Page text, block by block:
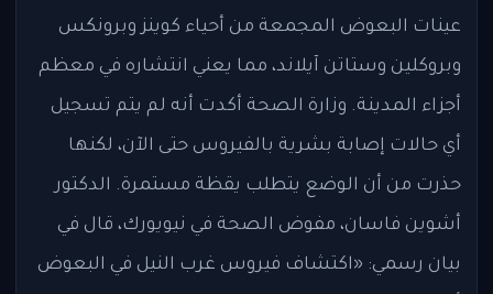
عينات البعوض المجمعة من أحياء كوينز وبرونكس
وبروكلين وستاتن آيلاند، مما يعني انتشاره في معظم
أجزاء المدينة. وزارة الصحة أكدت أنه لم يتم تسجيل
أي حالات إصابة بشرية بالفيروس حتى الآن، لكنها
حذرت من أن الوضع يتطلب يقظة مستمرة. الدكتور
أشوين فاسان، مفوض الصحة في نيويورك، قال في
بيان رسمي: «اكتشاف فيروس غرب النيل في البعوض